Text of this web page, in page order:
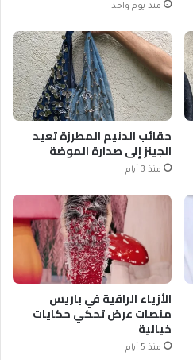
منذ يوم واحد
حقائب الدنيم المطرزة تعيد
الجينز إلى صدارة الموضة
منذ 3 أيام
الأزياء الراقية في باريس
منصات عرض تحكي حكايات
خيالية
منذ 5 أيام